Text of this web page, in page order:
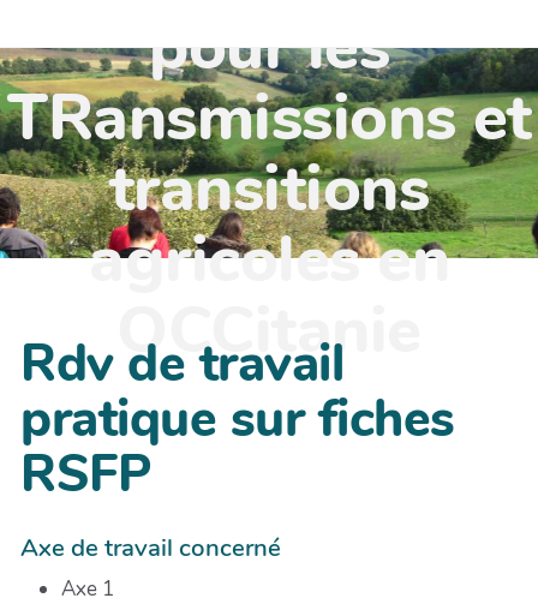
pour les
TRansmissions et
transitions
agricoles en
OCCitanie
Rdv de travail
pratique sur fiches
RSFP
Axe de travail concerné
Axe 1